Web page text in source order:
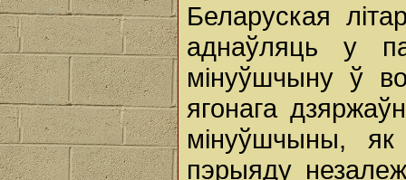
Беларуская
аднаўляць у
мінуўшчыну ў
ягонага
мінуўшчыны, як
пэрыяду